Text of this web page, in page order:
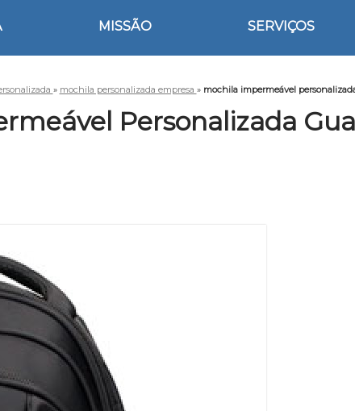
MISSÃO SERVIÇOS
» mochila personalizada empresa » mochila impermeável
Personalizada